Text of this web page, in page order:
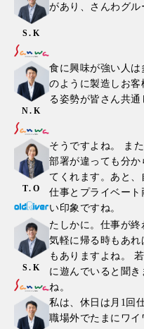
S.K
があり、さんわグル
N.K
食に興味が強い人
のように製造しお
る姿勢が皆さん共通
T.O
そうですよね。 ま
部署が違っても分か
てくれます。あと、
仕事とプライベー
い印象ですね。
S.K
たしかに。仕事が
気軽に帰る時もあれ
もありますよね。
に遊んでいると聞
ね。
私は、休日は月1回
職場外でたまにワイ